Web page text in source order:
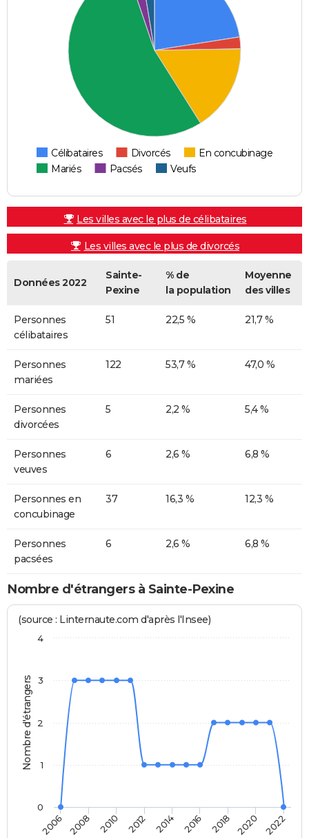
Célibataires Divorcés
En concubinage
Mariés
Pacsés Veufs
Les villes avec le plus de célibataires
Les villes avec le plus de divorcés
Données 2022
Sainte-
Pexine
% de
la population
Moyenne
des villes
Personnes
célibataires
51 22,5 % 21,7 %
Personnes
mariées
122 53,7 % 47,0 %
Personnes
divorcées
5 2,2 % 5,4 %
Personnes
veuves
6 2,6 % 6,8 %
Personnes en
concubinage
37 16,3 % 12,3 %
Personnes
pacsées
6 2,6 % 6,8 %
Nombre d'étrangers à Sainte-Pexine
Nombre d'étrangers
(source : Linternaute.com d'après l'Insee)
2006 2008 2010 2012 2014 2016 2018 2020 2022
0
1
2
3
4